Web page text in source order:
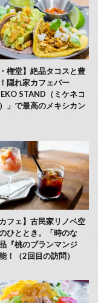
権堂】絶品タコスと豊
隠れ家カフェバー
STAND（ミケネコ
」で最高のメキシカン
フェ】古民家リノベ空
ひととき。「時のな
『桃のブランマンジ
！（2回目の訪問）